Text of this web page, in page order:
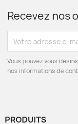
Recevez nos
Vous pouvez vous
nos informations de
PRODUITS